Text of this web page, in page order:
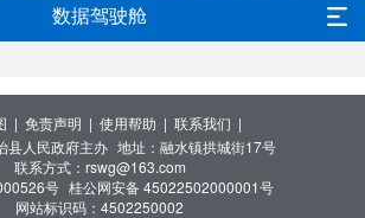
数据驾驶舱
| 免责声明 | 使用帮助 | 联系我们 |
县人民政府主办 地址：融水镇拱城街17号
联系方式：rswg@163.com
号 桂公网安备 45022502000001号
网站标识码：4502250002